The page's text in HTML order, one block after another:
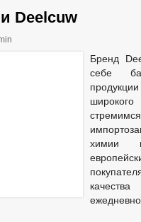
Deelcuw
Бренд
себе
химии